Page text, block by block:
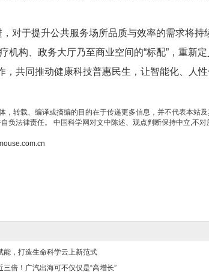
对于提升公共服务场所品质与效率的需求将持
构、政务大厅乃至商业空间的“标配”，重新
共同推动健康科技普惠民生，让智能化、人
转载、编译或摘编的目的在于传递更多信息，并不代表本站
负法律责任。 中国科学网对文中陈述、观点判断保持中立,不对
能，打造生命科学云上新范式
三倍！广汽出海可不仅仅是“高增长”